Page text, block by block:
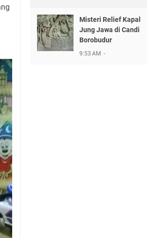
Misteri Relief Kapal
Jung Jawa di Candi
Borobudur
9:53 AM